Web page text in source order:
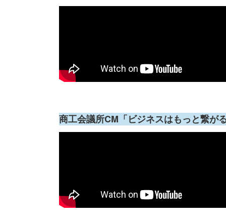
商工会議所CM「ビジネスはもっと繋が